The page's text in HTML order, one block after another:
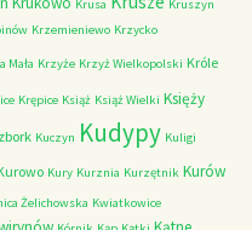
Krusa
Kruszyn
Krzemieniewo Krzycko
Mała Krzyże Krzyż Wielkopolski Króle
Krępice Książ Książ Wielki Księży
Kuczyn Kudypy Kuligi
Kury Kurznia Kurzętnik Kurów
Żelichowska Kwiatkowice